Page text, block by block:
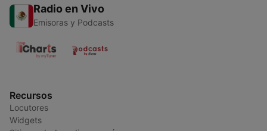
Radio en Vivo
Emisoras y Podcasts
Recursos
Locutores
Widgets